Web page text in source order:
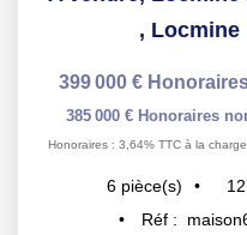
, Locmine
399 000 €
385 000 € Honoraires
Honoraires : 3,64% TTC à la
6 pièce(s)
Réf :